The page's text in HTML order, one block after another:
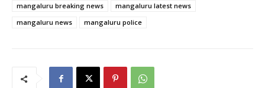
mangaluru breaking news
mangaluru latest news
mangaluru news
mangaluru police